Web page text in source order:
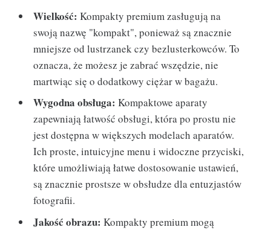
Wielkość: Kompakty premium zasługują na
swoją nazwę "kompakt", ponieważ są znacznie
mniejsze od lustrzanek czy bezlusterkowców. To
oznacza, że możesz je zabrać wszędzie, nie
martwiąc się o dodatkowy ciężar w bagażu.
Wygodna obsługa: Kompaktowe aparaty
zapewniają łatwość obsługi, która po prostu nie
jest dostępna w większych modelach aparatów.
Ich proste, intuicyjne menu i widoczne przyciski,
które umożliwiają łatwe dostosowanie ustawień,
są znacznie prostsze w obsłudze dla entuzjastów
fotografii.
Jakość obrazu: Kompakty premium mogą